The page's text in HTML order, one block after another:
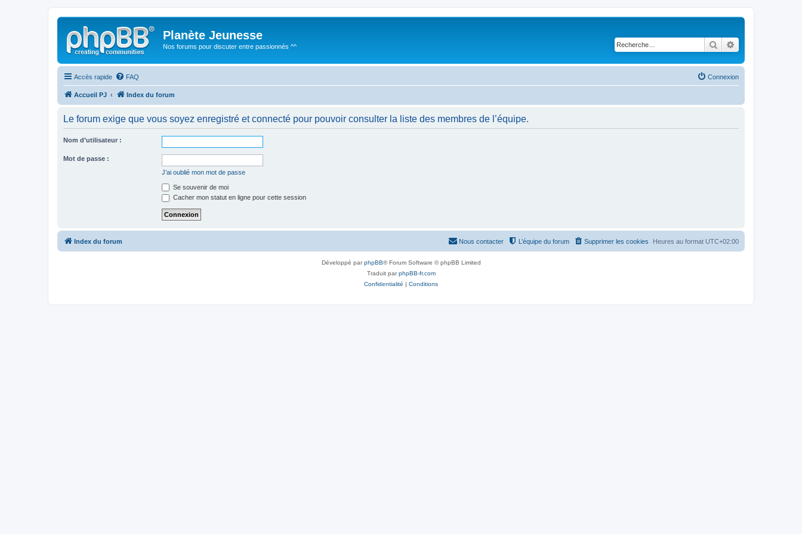
Planète Jeunesse
Nos forums pour discuter entre passionnés ^^ Rechercher
Accès rapide FAQ Connexion
Accueil PJ Index du forum
Le forum exige que vous soyez enregistré et connecté pour pouvoir consulter la liste des membres de l’équipe.
Nom d’utilisateur :
Mot de passe :
J’ai oublié mon mot de passe
Se souvenir de moi
Cacher mon statut en ligne pour cette session
Index du forum Heures au format UTC+02:00
Supprimer les cookies
L’équipe du forum
Nous contacter
Développé parphpBB® Forum Software © phpBB Limited
Traduit parphpBB-fr.com
Confidentialité | Conditions